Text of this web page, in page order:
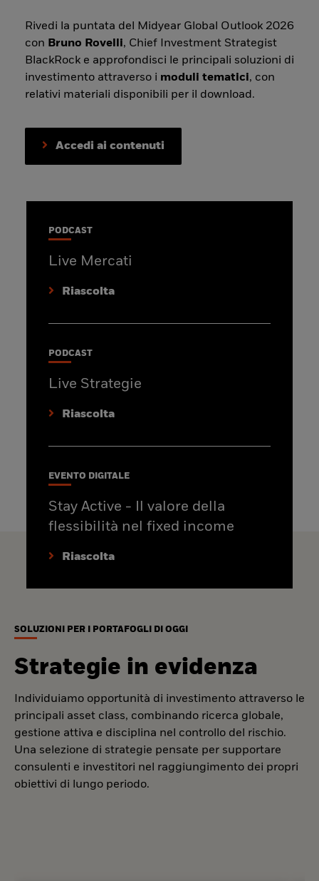
Rivedi la puntata del Midyear Global Outlook 2026
con Bruno Rovelli, Chief Investment Strategist
BlackRock e approfondisci le principali soluzioni di
investimento attraverso i moduli tematici, con
relativi materiali disponibili per il download.
Accedi ai contenuti
PODCAST
Live Mercati
Riascolta
PODCAST
Live Strategie
Riascolta
EVENTO DIGITALE
Stay Active - Il valore della
flessibilità nel fixed income
Riascolta
SOLUZIONI PER I PORTAFOGLI DI OGGI
Strategie in evidenza
Individuiamo opportunità di investimento attraverso le
principali asset class, combinando ricerca globale,
gestione attiva e disciplina nel controllo del rischio.
Una selezione di strategie pensate per supportare
consulenti e investitori nel raggiungimento dei propri
obiettivi di lungo periodo.